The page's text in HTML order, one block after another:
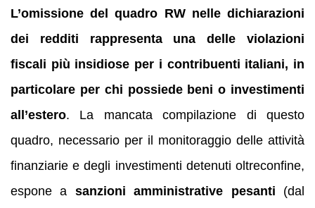
L’omissione del quadro RW nelle dichiarazioni
dei redditi rappresenta una delle violazioni
fiscali più insidiose per i contribuenti italiani, in
particolare per chi possiede beni o investimenti
all’estero. La mancata compilazione di questo
quadro, necessario per il monitoraggio delle attività
finanziarie e degli investimenti detenuti oltreconfine,
espone a sanzioni amministrative pesanti (dal